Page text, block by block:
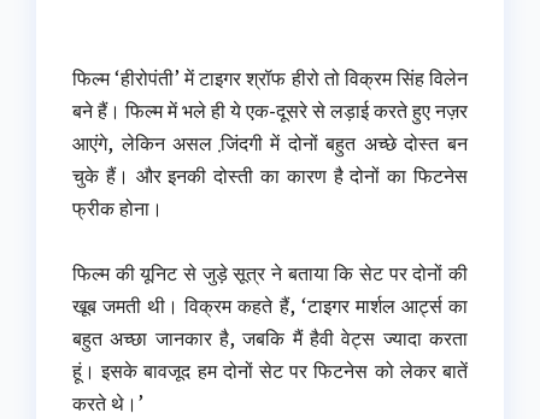
फिल्म ‘हीरोपंती’ में टाइगर श्रॉफ हीरो तो विक्रम सिंह विलेन
बने हैं। फिल्म में भले ही ये एक-दूसरे से लड़ाई करते हुए नज़र
आएंगे, लेकिन असल जि़ंदगी में दोनों बहुत अच्छे दोस्त बन
चुके हैं। और इनकी दोस्ती का कारण है दोनों का फिटनेस
फ्रीक होना।
फिल्म की यूनिट से जुड़े सूत्र ने बताया कि सेट पर दोनों की
खूब जमती थी। विक्रम कहते हैं, ‘टाइगर मार्शल आर्ट्स का
बहुत अच्छा जानकार है, जबकि मैं हैवी वेट्स ज्यादा करता
हूं। इसके बावजूद हम दोनों सेट पर फिटनेस को लेकर बातें
करते थे।’